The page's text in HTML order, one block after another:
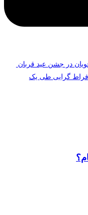
در جشن عید قربان
خطر افراط گرایی طی یک